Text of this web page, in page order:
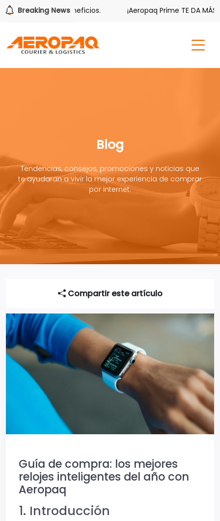
Breaking News
tiene sus beneficios. ¡Aeropaq Prime TE DA MÁS!
Blog
Tendencias, consejos, promociones y noticias que
te ayudaran a vivir la mejor experiencia de comprar
por internet.
Compartir este artículo
Guía de compra: los mejores
relojes inteligentes del año con
Aeropaq
1. Introducción